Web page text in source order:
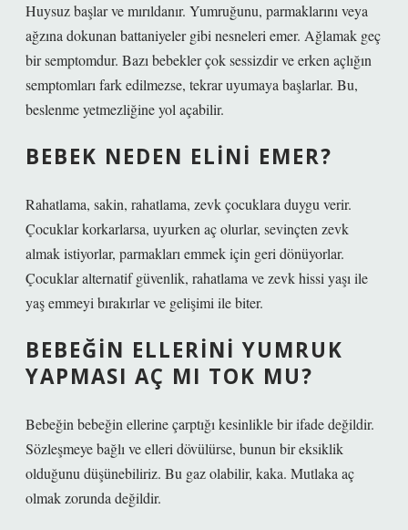
Huysuz başlar ve mırıldanır. Yumruğunu, parmaklarını veya
ağzına dokunan battaniyeler gibi nesneleri emer. Ağlamak geç
bir semptomdur. Bazı bebekler çok sessizdir ve erken açlığın
semptomları fark edilmezse, tekrar uyumaya başlarlar. Bu,
beslenme yetmezliğine yol açabilir.
BEBEK NEDEN ELINI EMER?
Rahatlama, sakin, rahatlama, zevk çocuklara duygu verir.
Çocuklar korkarlarsa, uyurken aç olurlar, sevinçten zevk
almak istiyorlar, parmakları emmek için geri dönüyorlar.
Çocuklar alternatif güvenlik, rahatlama ve zevk hissi yaşı ile
yaş emmeyi bırakırlar ve gelişimi ile biter.
BEBEĞIN ELLERINI YUMRUK
YAPMASI AÇ MI TOK MU?
Bebeğin bebeğin ellerine çarptığı kesinlikle bir ifade değildir.
Sözleşmeye bağlı ve elleri dövülürse, bunun bir eksiklik
olduğunu düşünebiliriz. Bu gaz olabilir, kaka. Mutlaka aç
olmak zorunda değildir.